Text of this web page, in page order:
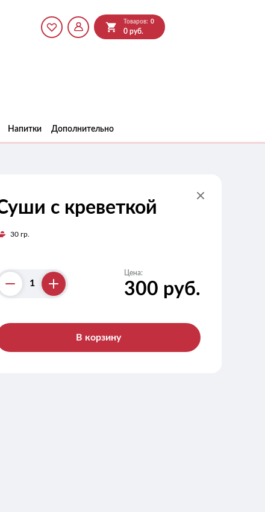
Товаров: 0
0 руб.
Напитки Дополнительно
с креветкой
30 гр.
Counter
Цена:
300 руб.
В корзину